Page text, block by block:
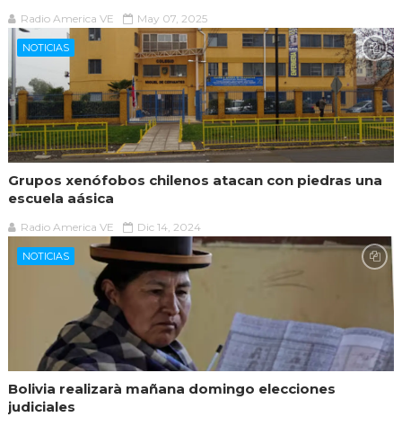
Radio America VE May 07, 2025
NOTICIAS
Grupos xenófobos chilenos atacan con piedras una
escuela aásica
Radio America VE Dic 14, 2024
NOTICIAS
Bolivia realizarà mañana domingo elecciones
judiciales